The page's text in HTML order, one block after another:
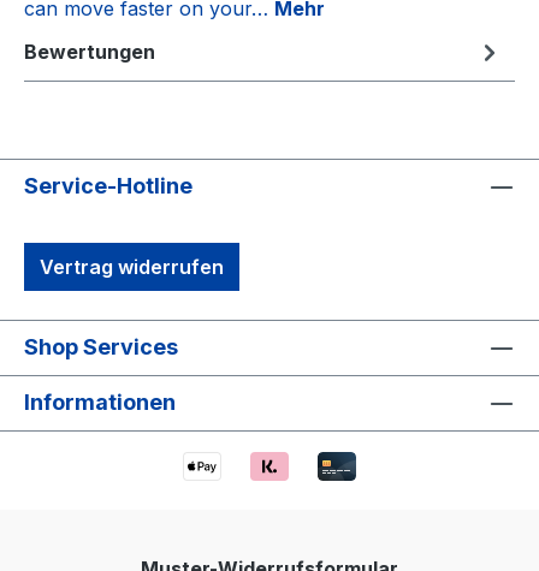
can move faster on your… Mehr
Bewertungen
Service-Hotline
Vertrag widerrufen
Shop Services
Informationen